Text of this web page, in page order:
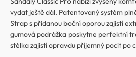
vydat ještě dál. Patentovaný systém
Strap s přidanou boční oporou zajistí
gumová podrážka poskytne perfektní
stélka zajistí opravdu příjemný pocit po